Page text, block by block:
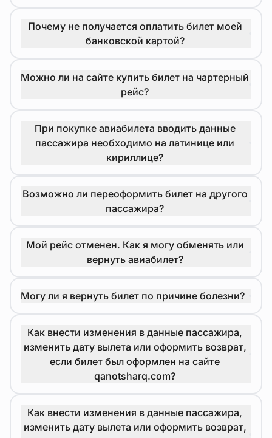
Почему не получается оплатить билет моей
банковской картой?
Можно ли на сайте купить билет на чартерный
рейс?
При покупке авиабилета вводить данные
пассажира необходимо на латинице или
кириллице?
Возможно ли переоформить билет на другого
пассажира?
Мой рейс отменен. Как я могу обменять или
вернуть авиабилет?
Могу ли я вернуть билет по причине болезни?
Как внести изменения в данные пассажира,
изменить дату вылета или оформить возврат,
если билет был оформлен на сайте
qanotsharq.com?
Как внести изменения в данные пассажира,
изменить дату вылета или оформить возврат,